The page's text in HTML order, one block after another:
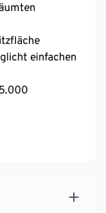
einfachen